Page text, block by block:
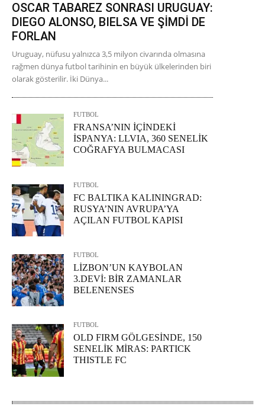
OSCAR TABAREZ SONRASI URUGUAY:
DIEGO ALONSO, BIELSA VE ŞİMDİ DE
FORLAN
Uruguay, nüfusu yalnızca 3,5 milyon civarında olmasına
rağmen dünya futbol tarihinin en büyük ülkelerinden biri
olarak gösterilir. İki Dünya...
FUTBOL
FRANSA’NIN İÇİNDEKİ
İSPANYA: LLVIA, 360 SENELİK
COĞRAFYA BULMACASI
FUTBOL
FC BALTIKA KALININGRAD:
RUSYA’NIN AVRUPA’YA
AÇILAN FUTBOL KAPISI
FUTBOL
LİZBON’UN KAYBOLAN
3.DEVİ: BİR ZAMANLAR
BELENENSES
FUTBOL
OLD FIRM GÖLGESİNDE, 150
SENELİK MİRAS: PARTICK
THISTLE FC